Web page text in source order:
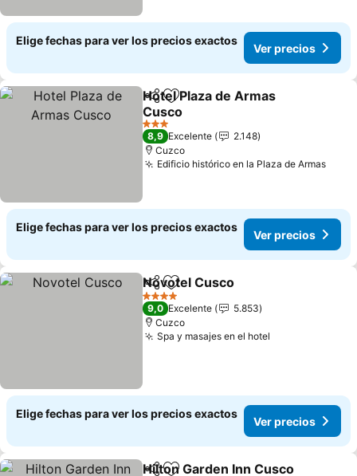
Elige fechas para ver los precios exactos
Ver precios
CompartirAgregar a favoritos
Hotel Plaza de Armas
Cusco
Ver precios
3 Estrellas
8,9 Excelente
2.148
Cuzco
Edificio histórico en la Plaza de ArmasVer
Elige fechas para ver los precios exactos
Ver precios
CompartirAgregar a favoritos
Novotel Cusco
4 Estrellas
9,0 Excelente
5.853
Cuzco
Spa y masajes en el hotel
Elige fechas para ver los precios exactos
Ver precios
Hilton Garden Inn Cusco